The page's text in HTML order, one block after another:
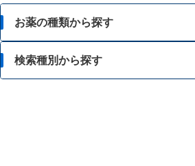
お薬の種類から探す
かぜ薬
検索種別から探す